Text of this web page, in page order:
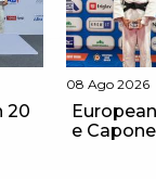
20
08 Ago 2026
e